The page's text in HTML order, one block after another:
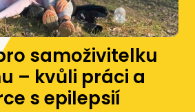
samoživitelku
– kvůli práci a
s epilepsií